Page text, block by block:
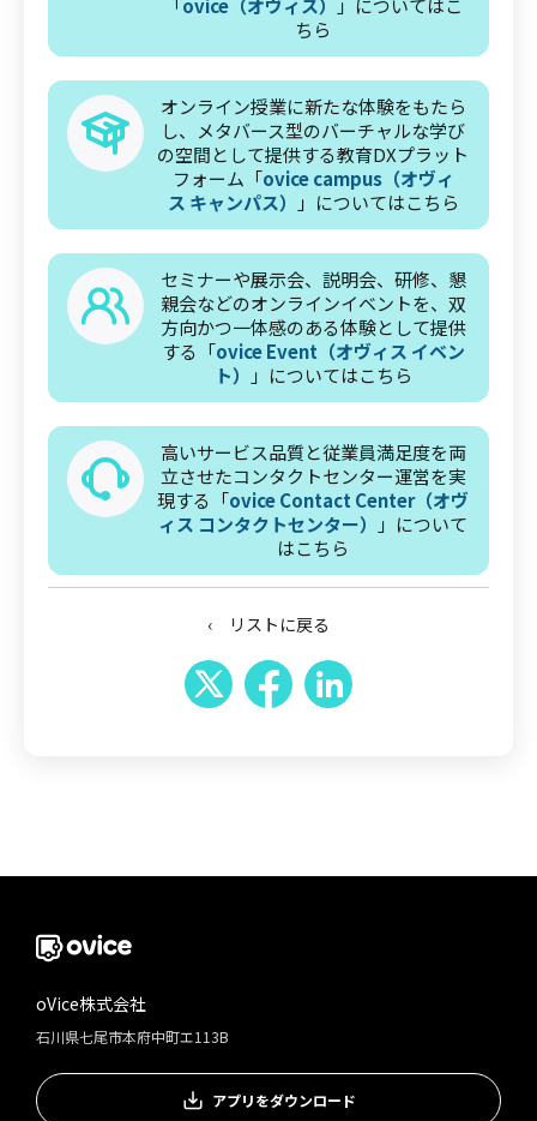
「ovice（オヴィス）
」についてはこ
ちら
オンライン授業に新たな体験をもたら
し、メタバース型のバーチャルな学び
の空間として提供する教育DXプラット
フォーム「ovice campus（オヴィ
ス キャンパス）
」についてはこちら
セミナーや展示会、説明会、研修、懇
親会などのオンラインイベントを、双
方向かつ一体感のある体験として提供
する「ovice Event（オヴィス イベン
ト）
」についてはこちら
高いサービス品質と従業員満足度を両
立させたコンタクトセンター運営を実
現する「ovice Contact Center（オヴ
ィス コンタクトセンター）
」について
はこちら
‹ リストに戻る
oVice株式会社
石川県七尾市本府中町エ113B
アプリをダウンロード